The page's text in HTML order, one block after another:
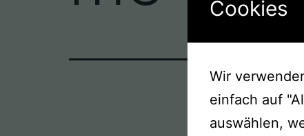
Cookies
Wir
einfach auf
auswählen,